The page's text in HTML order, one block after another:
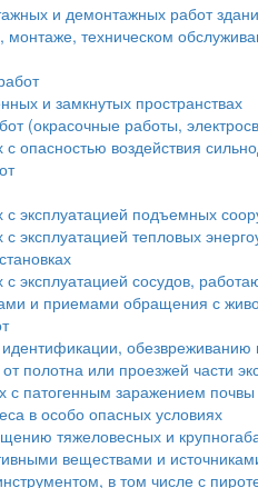
и демонтажных работ
техническом
и замкнутых пространствах
(окрасочные работы,
опасностью воздействия
эксплуатацией подъемных
тепловых
эксплуатацией сосудов,
и приемами обращения с
полотна или проезжей части
с патогенным заражением почвы
в особо опасных условиях
тяжеловесных и
веществами и
в том числе с